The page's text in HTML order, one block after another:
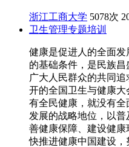
浙江工商大学 5078次
卫生管理专题培训
健康是促进人的全面
的基础条件，是民族
广大人民群众的共同
开的全国卫生与健康
有全民健康，就没有
发展的战略地位，以
善健康保障、建设健
快推进健康中国建设